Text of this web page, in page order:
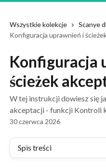
Wszystkie kolekcje
Scanye
Konfiguracja uprawnień i
Konfiguracja
ścieżek
W tej instrukcji dowiesz się
akceptacji - funkcji Kontroli
30 czerwca 2026
Spis treści